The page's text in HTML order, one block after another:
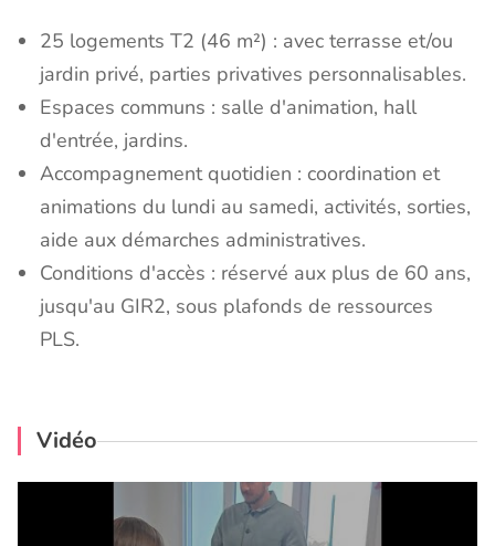
25 logements T2 (46 m²) : avec terrasse et/ou
jardin privé, parties privatives personnalisables.
Espaces communs : salle d'animation, hall
d'entrée, jardins.
Accompagnement quotidien : coordination et
animations du lundi au samedi, activités, sorties,
aide aux démarches administratives.
Conditions d'accès : réservé aux plus de 60 ans,
jusqu'au GIR2, sous plafonds de ressources
PLS.
Vidéo